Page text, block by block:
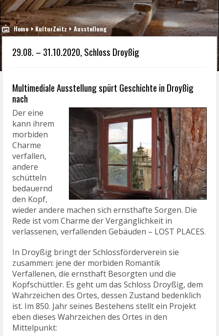
Home KulturZeitz Ausstellung
29.08. – 31.10.2020, Schloss Droyßig
Multimediale Ausstellung spürt Geschichte in Droyßig
nach
Der eine
kann ihrem
morbiden
Charme
verfallen,
andere
schütteln
bedauernd
den Kopf,
wieder andere machen sich ernsthafte Sorgen. Die
Rede ist vom Charme der Vergänglichkeit in
verlassenen, verfallenden Gebäuden – LOST PLACES.
In Droyßig bringt der Schlossförderverein sie
zusammen: jene der morbiden Romantik
Verfallenen, die ernsthaft Besorgten und die
Kopfschüttler. Es geht um das Schloss Droyßig, dem
Wahrzeichen des Ortes, dessen Zustand bedenklich
ist. Im 850. Jahr seines Bestehens stellt ein Projekt
eben dieses Wahrzeichen des Ortes in den
Mittelpunkt: